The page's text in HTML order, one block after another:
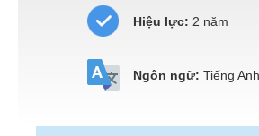
Hiệu lực: 2 năm
Ngôn ngữ: Tiếng